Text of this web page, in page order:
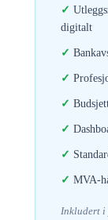
digitalt
MVA-
Inkludert i